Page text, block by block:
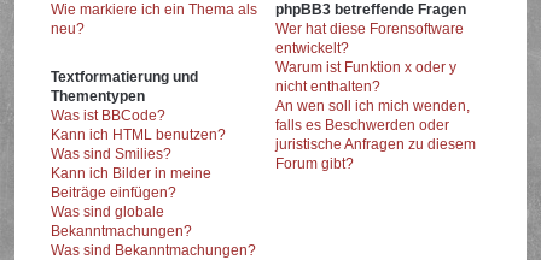
Wie markiere ich ein Thema als
neu?
Textformatierung und
Thementypen
Was ist BBCode?
Kann ich HTML benutzen?
Was sind Smilies?
Kann ich Bilder in meine
Beiträge einfügen?
Was sind globale
Bekanntmachungen?
Was sind Bekanntmachungen?
phpBB3 betreffende Fragen
Wer hat diese Forensoftware
entwickelt?
Warum ist Funktion x oder y
nicht enthalten?
An wen soll ich mich wenden,
falls es Beschwerden oder
juristische Anfragen zu diesem
Forum gibt?